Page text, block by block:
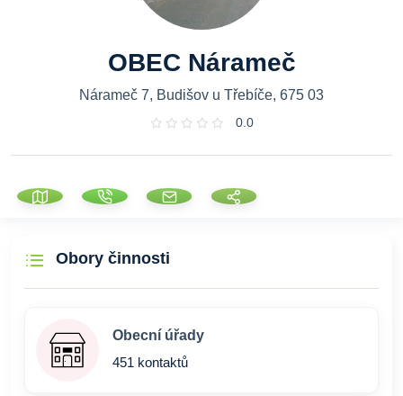
OBEC Nárameč
Nárameč 7, Budišov u Třebíče, 675 03
0.0
Obory činnosti
Obecní úřady
451 kontaktů